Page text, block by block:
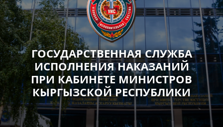
ГОСУДАРСТВЕННАЯ СЛУЖБА
ИСПОЛНЕНИЯ НАКАЗАНИЙ
ПРИ КАБИНЕТЕ МИНИСТРОВ
КЫРГЫЗСКОЙ РЕСПУБЛИКИ